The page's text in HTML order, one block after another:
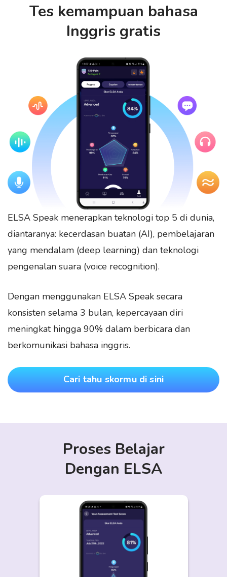
ELSA Speak menerapkan teknologi top 5 di dunia,
diantaranya: kecerdasan buatan (AI), pembelajaran
yang mendalam (deep learning) dan teknologi
pengenalan suara (voice recognition).
Dengan menggunakan ELSA Speak secara
konsisten selama 3 bulan, kepercayaan diri
meningkat hingga 90% dalam berbicara dan
berkomunikasi bahasa inggris.
Cari tahu skormu di sini
Tes kemampuan bahasa
Inggris gratis
Proses Belajar
Dengan ELSA